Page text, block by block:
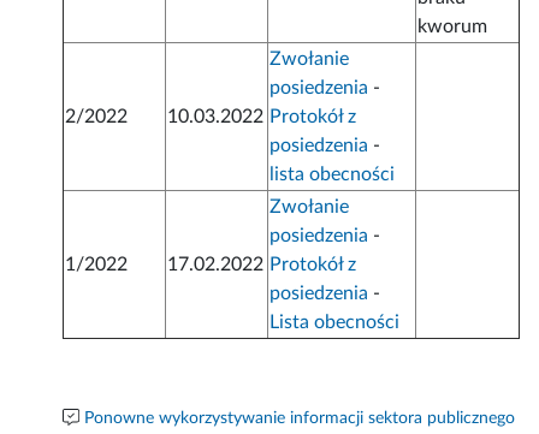
kworum
2/2022 10.03.2022
Zwołanie
posiedzenia -
Protokół z
posiedzenia -
lista obecności
1/2022 17.02.2022
Zwołanie
posiedzenia -
Protokół z
posiedzenia -
Lista obecności
Ponowne wykorzystywanie informacji sektora publicznego